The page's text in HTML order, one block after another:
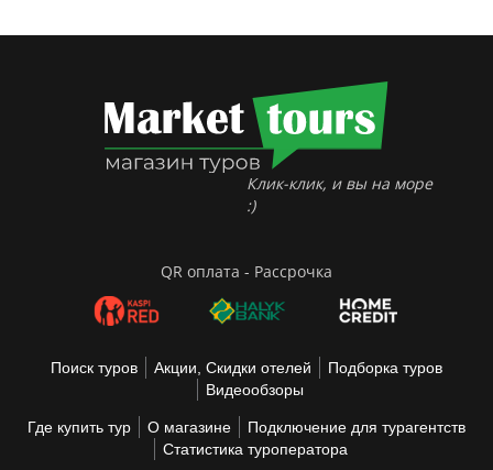
Клик-клик, и вы на море
:)
QR оплата - Рассрочка
Поиск туров Акции, Скидки отелей
Подборка туров
Видеообзоры
Где купить тур О магазине
Подключение для турагентств
Статистика туроператора